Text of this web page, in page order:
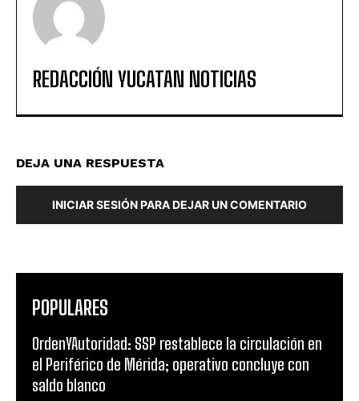
REDACCIÓN YUCATAN NOTICIAS
DEJA UNA RESPUESTA
INICIAR SESIÓN PARA DEJAR UN COMENTARIO
POPULARES
OrdenYAutoridad: SSP restablece la circulación en
el Periférico de Mérida; operativo concluye con
saldo blanco